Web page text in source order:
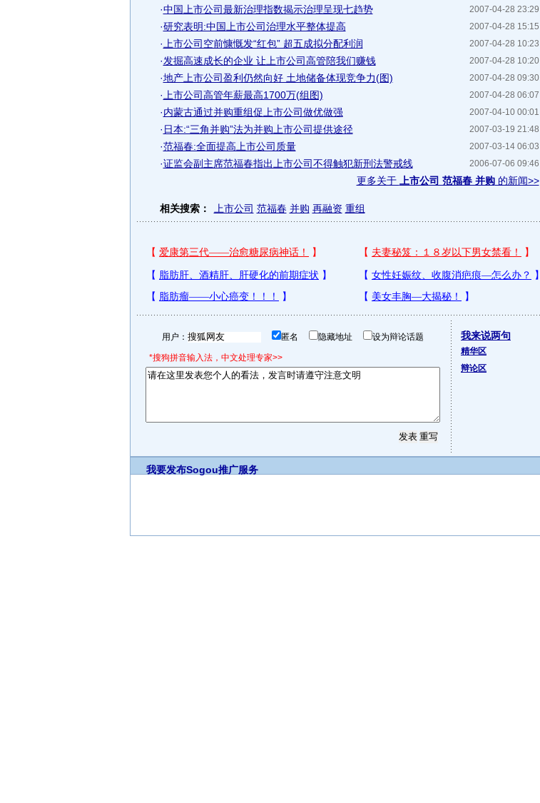
2007-04-28 23:29
·中国上市公司最新治理指数揭示治理呈现七趋势
2007-04-28 15:15
·研究表明:中国上市公司治理水平整体提高
2007-04-28 10:23
· 上市公司空前慷慨发“红包” 超五成拟分配利润
2007-04-28 10:20
·发掘高速成长的企业 让上市公司高管陪我们赚钱
2007-04-28 09:30
·地产上市公司盈利仍然向好 土地储备体现竞争力(图)
2007-04-28 06:07
· 上市公司高管年薪最高1700万(组图)
2007-04-10 00:01
·内蒙古通过并购重组促上市公司做优做强
2007-03-19 21:48
· 日本:“三角并购”法为并购上市公司提供途径
2007-03-14 06:03
·范福春:全面提高上市公司质量
2006-07-06 09:46
·证监会副主席范福春指出上市公司不得触犯新刑法警戒线
更多关于
上市公司 范福春 并购的新闻>>
相关搜索： 上市公司 范福春 并购 再融资 重组
用户： 匿名 隐藏地址 设为辩论话题
*搜狗拼音输入法，中文处理专家>>
我来说两句
精华区
辩论区
我要发布Sogou推广服务